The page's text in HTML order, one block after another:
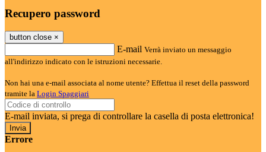
Recupero password
button close ×
E-mail Verrà inviato un messaggio
all'indirizzo indicato con le istruzioni necessarie.
Non hai una e-mail associata al nome utente? Effettua il reset della password
tramite la Login Spaggiari
E-mail inviata, si prega di controllare la casella di posta elettronica!
Errore